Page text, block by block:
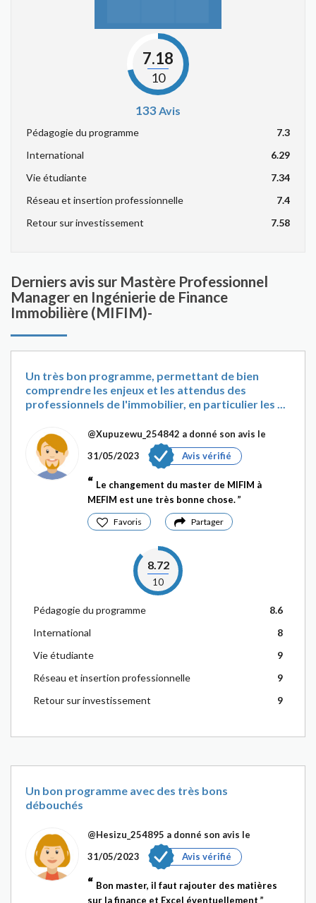
7.18
10
133Avis
Pédagogie du programme
7.3
International
6.29
Vie étudiante
7.34
Réseau et insertion professionnelle
7.4
Retour sur investissement
7.58
Derniers avis sur Mastère Professionnel
Manager en Ingénierie de Finance
Immobilière (MIFIM)-
Un très bon programme, permettant de bien
comprendre les enjeux et les attendus des
professionnels de l'immobilier, en particulier les ...
@Xupuzewu_254842 a donné son avis le
31/05/2023
Avis vérifié
Le changement du master de MIFIM à
MEFIM est une très bonne chose.
Favoris Partager
8.72
10
Pédagogie du programme
8.6
International
8
Vie étudiante
9
Réseau et insertion professionnelle
9
Retour sur investissement
9
Un bon programme avec des très bons
débouchés
@Hesizu_254895 a donné son avis le
31/05/2023
Avis vérifié
Bon master, il faut rajouter des matières
sur la finance et Excel éventuellement